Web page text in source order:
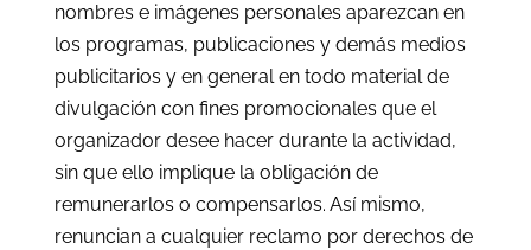
nombres e imágenes personales aparezcan en
los programas, publicaciones y demás medios
publicitarios y en general en todo material de
divulgación con fines promocionales que el
organizador desee hacer durante la actividad,
sin que ello implique la obligación de
remunerarlos o compensarlos. Así mismo,
renuncian a cualquier reclamo por derechos de